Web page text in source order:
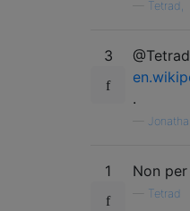
Tetrad,
3
.
1 Non
Tetrad